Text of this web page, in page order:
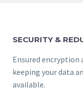
SECURITY &
Ensured encryption
keeping your data
available.